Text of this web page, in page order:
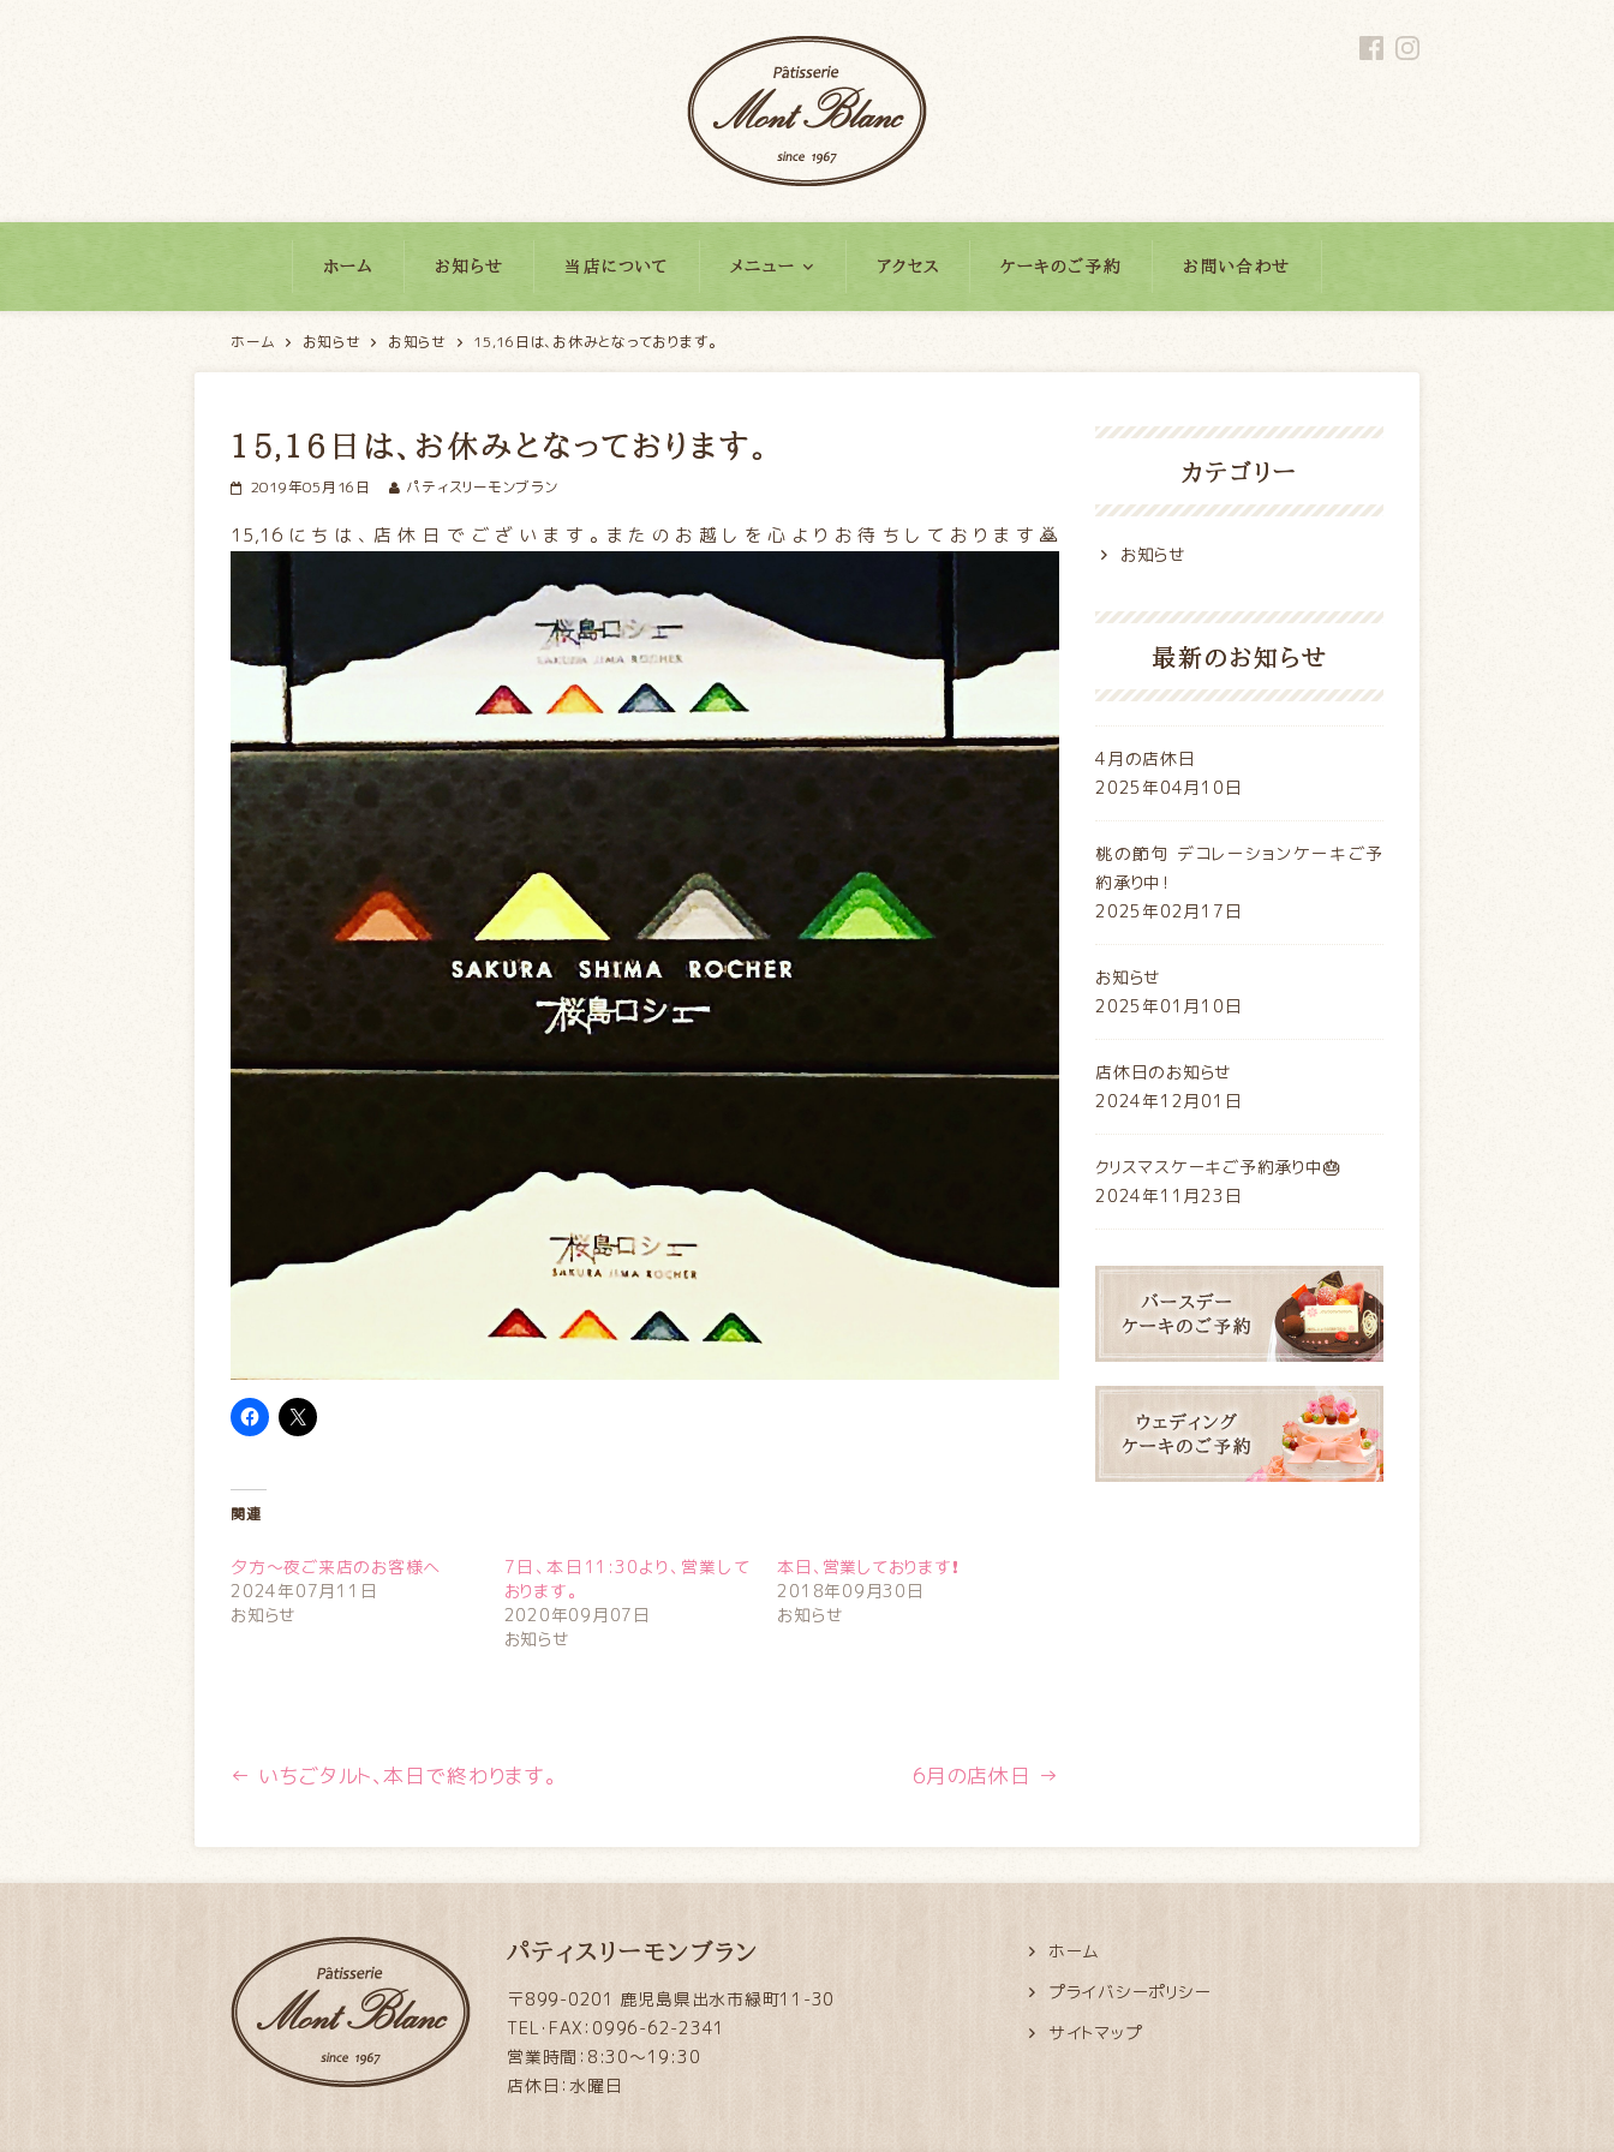
ホーム お知らせ 当店について メニュー アクセス ケーキのご予約 お問い合わせ
ホーム お知らせ お知らせ 15,16日は、お休みとなっております。
15,16日は、お休みとなっております。
2019年05月16日 パティスリーモンブラン
15,16にちは、店休日でございます。またのお越しを心よりお待ちしております🙇
関連
夕方〜夜ご来店のお客様へ
2024年07月11日
お知らせ
7日、本日11:30より、営業して
おります。
2020年09月07日
お知らせ
本日、営業しております❗
2018年09月30日
お知らせ
← いちごタルト、本日で終わります。 6月の店休日 →
カテゴリー
お知らせ
最新のお知らせ
4月の店休日
2025年04月10日
桃の節句 デコレーションケーキご予
約承り中！
2025年02月17日
お知らせ
2025年01月10日
店休日のお知らせ
2024年12月01日
クリスマスケーキご予約承り中🎂
2024年11月23日
パティスリーモンブラン
〒899-0201 鹿児島県出水市緑町11-30
TEL・FAX：0996-62-2341
営業時間：8:30～19:30
店休日：水曜日
ホーム
プライバシーポリシー
サイトマップ